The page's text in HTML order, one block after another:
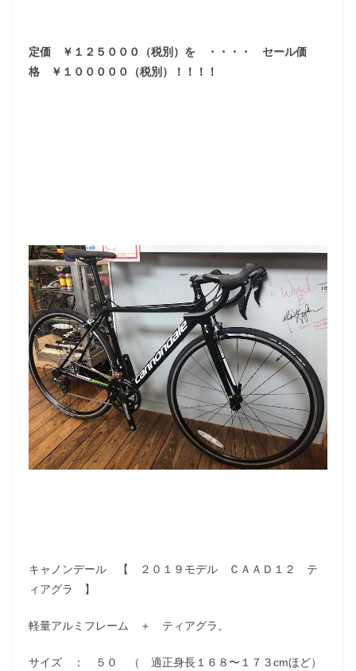
定価 ￥１２５０００（税別）を ・・・・ セール価
格 ￥１０００００（税別）！！！！
キャノンデール 【 ２０１９モデル ＣＡＡＤ１２ テ
ィアグラ 】
軽量アルミフレーム ＋ ティアグラ。
サイズ ： ５０ （ 適正身長１６８〜１７３cmほど）